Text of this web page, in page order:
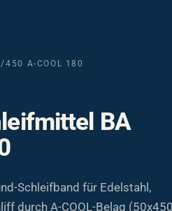
450 A-COOL 180
BA
Schleifband für Edelstahl,
durch A-COOL-Belag (50x450